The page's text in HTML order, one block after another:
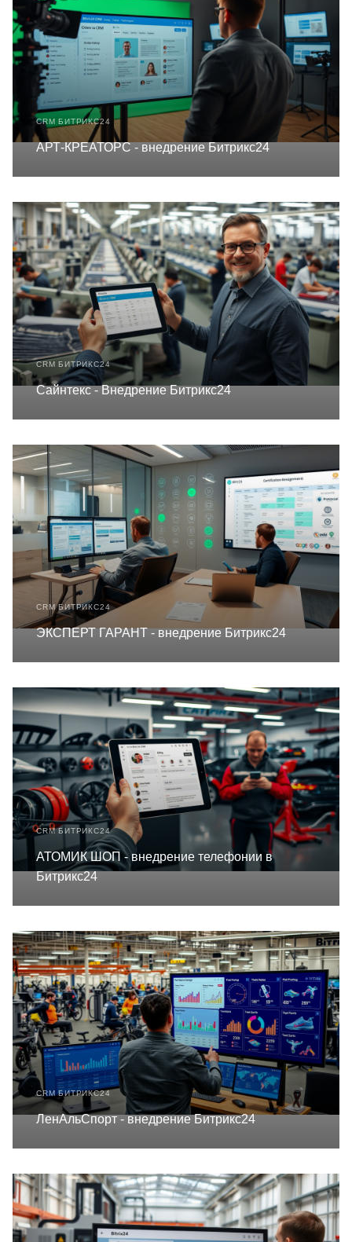
CRM БИТРИКС24
АРТ-КРЕАТОРС - внедрение Битрикс24
CRM БИТРИКС24
Сайнтекс - Внедрение Битрикс24
CRM БИТРИКС24
ЭКСПЕРТ ГАРАНТ - внедрение Битрикс24
CRM БИТРИКС24
АТОМИК ШОП - внедрение телефонии в
Битрикс24
CRM БИТРИКС24
ЛенАльСпорт - внедрение Битрикс24